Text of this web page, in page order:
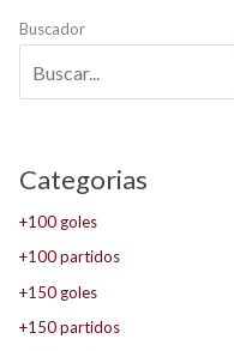
Buscador
Categorias
+100 goles
+100 partidos
+150 goles
+150 partidos